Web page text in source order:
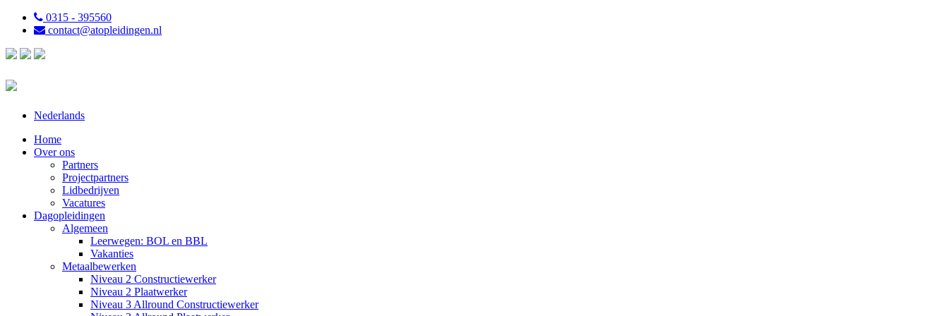
0315 - 395560
contact@atopleidingen.nl
Nederlands
Home
Over ons
Partners
Projectpartners
Lidbedrijven
Vacatures
Dagopleidingen
Algemeen
Leerwegen: BOL en BBL
Vakanties
Metaalbewerken
Niveau 2 Constructiewerker
Niveau 2 Plaatwerker
Niveau 3 Allround Constructiewerker